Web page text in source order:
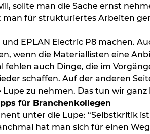
sollte man die Sache ernst
man für strukturiertes Arbeiten
EPLAN Electric P8 machen.
wenn die Materiallisten eine
auch Dinge, die im
schaffen. Auf der anderen
zu nehmen. Das tun wir ganz
für Branchenkollegen
unter die Lupe: “Selbstkritik
hat man sich für einen